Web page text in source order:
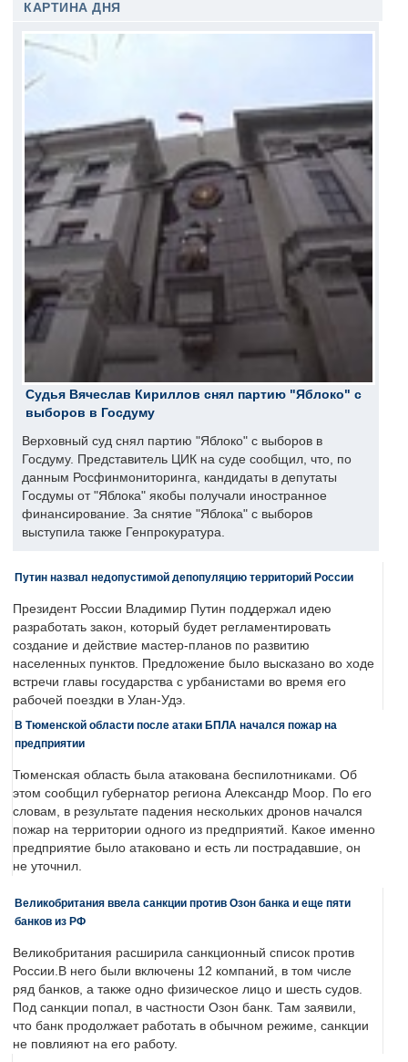
КАРТИНА ДНЯ
Судья Вячеслав Кириллов снял партию "Яблоко" с
выборов в Госдуму
Верховный суд снял партию "Яблоко" с выборов в
Госдуму. Представитель ЦИК на суде сообщил, что, по
данным Росфинмониторинга, кандидаты в депутаты
Госдумы от "Яблока" якобы получали иностранное
финансирование. За снятие "Яблока" с выборов
выступила также Генпрокуратура.
Путин назвал недопустимой депопуляцию территорий России
Президент России Владимир Путин поддержал идею
разработать закон, который будет регламентировать
создание и действие мастер-планов по развитию
населенных пунктов. Предложение было высказано во ходе
встречи главы государства с урбанистами во время его
рабочей поездки в Улан-Удэ.
В Тюменской области после атаки БПЛА начался пожар на
предприятии
Тюменская область была атакована беспилотниками. Об
этом сообщил губернатор региона Александр Моор. По его
словам, в результате падения нескольких дронов начался
пожар на территории одного из предприятий. Какое именно
предприятие было атаковано и есть ли пострадавшие, он
не уточнил.
Великобритания ввела санкции против Озон банка и еще пяти
банков из РФ
Великобритания расширила санкционный список против
России.В него были включены 12 компаний, в том числе
ряд банков, а также одно физическое лицо и шесть судов.
Под санкции попал, в частности Озон банк. Там заявили,
что банк продолжает работать в обычном режиме, санкции
не повлияют на его работу.